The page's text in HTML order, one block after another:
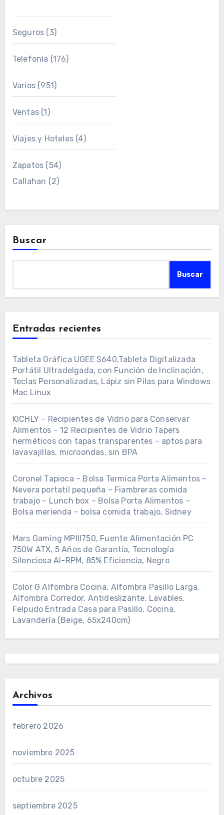
Seguros (3)
Telefonía (176)
Varios(951)
Ventas(1)
Viajes y Hoteles(4)
Zapatos (54)
Callahan (2)
Buscar
Buscar
Entradas recientes
Tableta Gráfica UGEE S640,Tableta Digitalizada
Portátil Ultradelgada, con Función de Inclinación,
Teclas Personalizadas, Lápiz sin Pilas para Windows
Mac Linux
KICHLY – Recipientes de Vidrio para Conservar
Alimentos – 12 Recipientes de Vidrio Tapers
herméticos con tapas transparentes – aptos para
lavavajillas, microondas, sin BPA
Coronel Tapioca – Bolsa Termica Porta Alimentos –
Nevera portatil pequeña – Fiambreras comida
trabajo – Lunch box – Bolsa Porta Alimentos –
Bolsa merienda – bolsa comida trabajo, Sidney
Mars Gaming MPIII750, Fuente Alimentación PC
750W ATX, 5 Años de Garantía, Tecnología
Silenciosa AI-RPM, 85% Eficiencia, Negro
Color G Alfombra Cocina, Alfombra Pasillo Larga,
Alfombra Corredor, Antideslizante, Lavables,
Felpudo Entrada Casa para Pasillo, Cocina,
Lavandería (Beige, 65x240cm)
Archivos
febrero 2026
noviembre 2025
octubre 2025
septiembre 2025